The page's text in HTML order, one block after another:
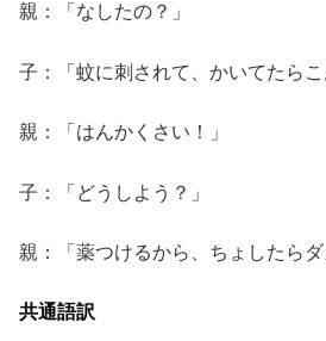
親：「なしたの？」
子：「蚊に刺されて、かいてたらこ
親：「はんかくさい！」
子：「どうしよう？」
親：「薬つけるから、ちょしたらダ
共通語訳